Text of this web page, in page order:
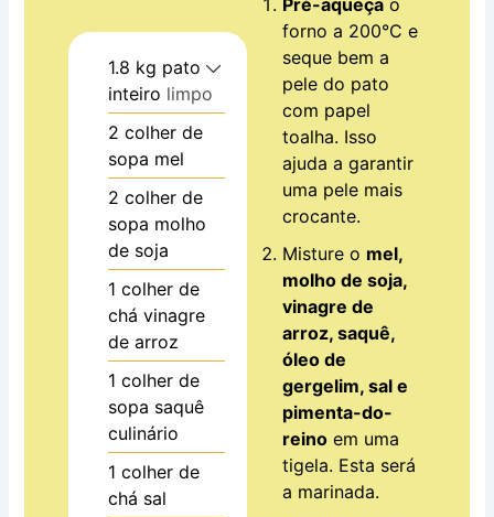
1.8 kg pato
inteiro limpo
2 colher de
sopa mel
2 colher de
sopa molho
de soja
1 colher de
chá vinagre
de arroz
1 colher de
sopa saquê
culinário
1 colher de
chá sal
Pré-aqueça o
forno a 200°C e
seque bem a
pele do pato
com papel
toalha. Isso
ajuda a garantir
uma pele mais
crocante.
Misture o mel,
molho de soja,
vinagre de
arroz, saquê,
óleo de
gergelim, sal e
pimenta-do-
reino em uma
tigela. Esta será
a marinada.